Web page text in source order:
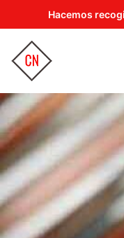
Hacemos